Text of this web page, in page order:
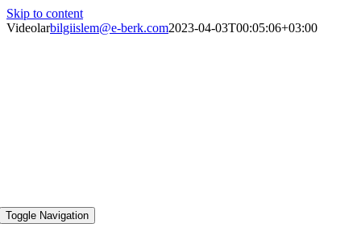
Skip to content
Toggle Navigation
Videolarbilgiislem@e-berk.com2023-04-03T00:05:06+03:00